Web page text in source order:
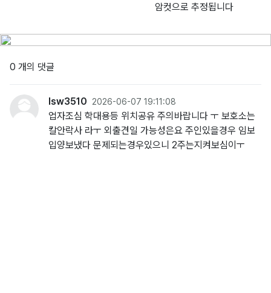
암컷으로 추정됩니다
0 개의 댓글
lsw3510 2026-06-07 19:11:08
업자조심 학대용등 위치공유 주의바랍니다 ㅜ 보호소는
칼안락사 라ㅜ 외출견일 가능성은요 주인있을경우 임보
입양보냈다 문제되는경우있으니 2주는지켜보심이ㅜ